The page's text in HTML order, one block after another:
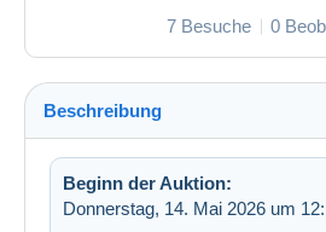
7 Besuche 0
Beschreibung
Beginn der Auktion:
Donnerstag, 14. Mai 2026 um